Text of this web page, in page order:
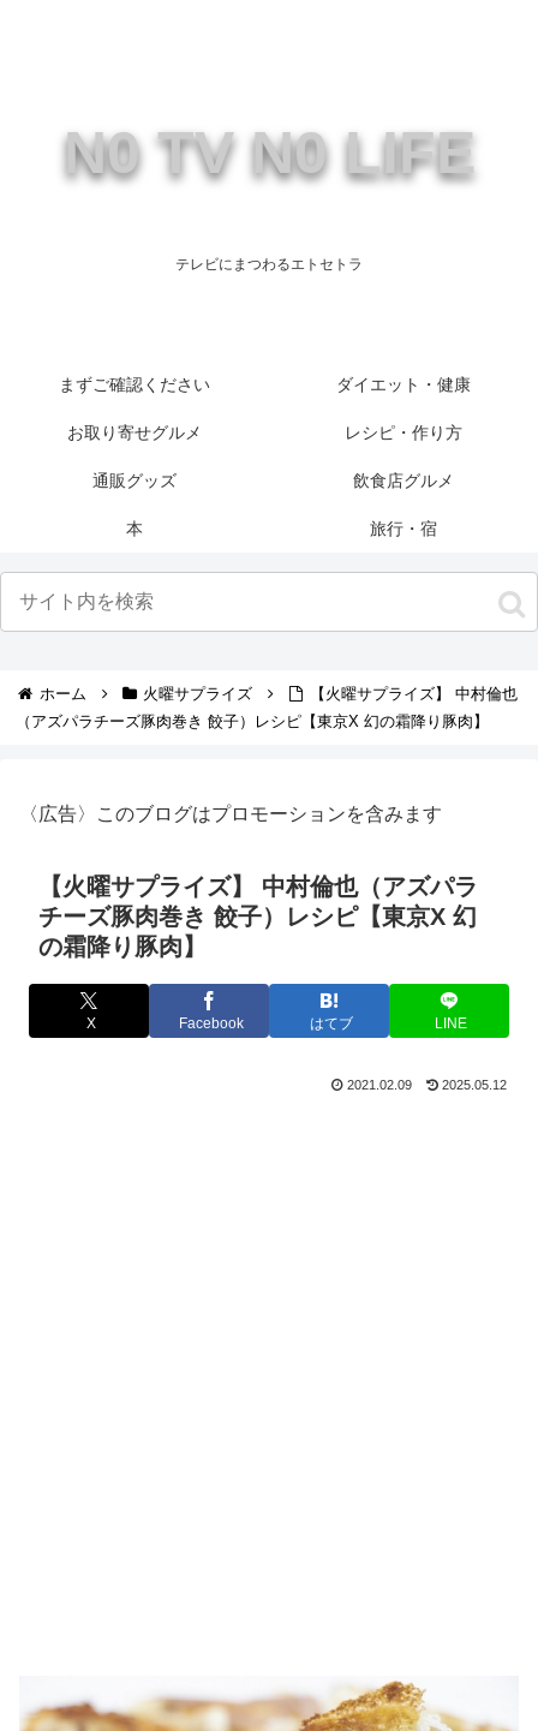
N0 TV N0 LIFE
テレビにまつわるエトセトラ
まずご確認ください ダイエット・健康
お取り寄せグルメ レシピ・作り方
通販グッズ 飲食店グルメ
本 旅行・宿
ホーム 火曜サプライズ
【火曜サプライズ】 中村倫也
（アズパラチーズ豚肉巻き 餃子）レシピ【東京X 幻の霜降り豚肉】
〈広告〉このブログはプロモーションを含みます
【火曜サプライズ】 中村倫也（アズパラ
チーズ豚肉巻き 餃子）レシピ【東京X 幻
の霜降り豚肉】
X Facebook はてブ LINE
2021.02.09 2025.05.12